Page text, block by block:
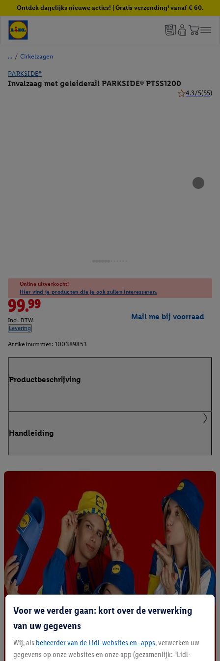
Ontdek dagelijks nieuwe acties! | Gratis verzending¹ vanaf € 60.
/ Cirkelzagen
PARKSIDE®
Invalzaag met geleiderail PARKSIDE® PTSS1200
4.3/5(55)
Online uitverkocht!
Hier vind je producten die je ook zullen interesseren.
99.99
Incl. BTW.
Levering
Mail me bij voorraad
Artikelnummer: 100389853
Productbeschrijving
Handleiding
Voor we verder gaan: kort over de verwerking
van uw gegevens
Wij, als beheerder van de Lidl-websites en -apps, verwerken uw
gegevens op onze websites en onze app (gezamenlijk: “Lidl-